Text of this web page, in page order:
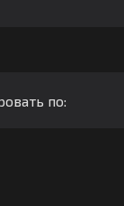
по: